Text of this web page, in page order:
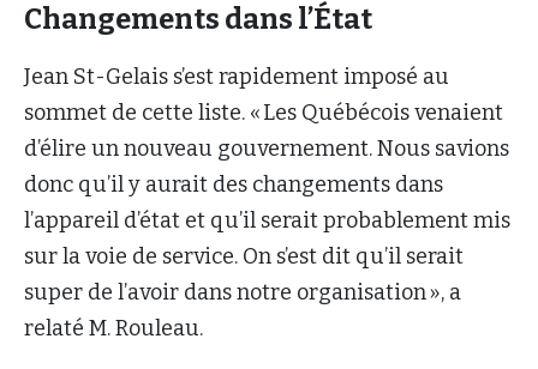
Changements dans l’État
Jean St-Gelais s’est rapidement imposé au
sommet de cette liste. « Les Québécois venaient
d’élire un nouveau gouvernement. Nous savions
donc qu’il y aurait des changements dans
l’appareil d’état et qu’il serait probablement mis
sur la voie de service. On s’est dit qu’il serait
super de l’avoir dans notre organisation », a
relaté M. Rouleau.